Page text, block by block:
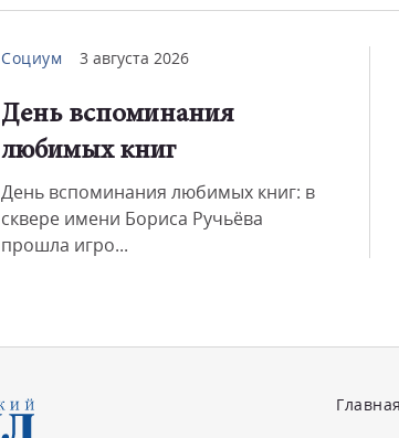
Социум 3 августа 2026
День вспоминания
любимых книг
День вспоминания любимых книг: в
сквере имени Бориса Ручьёва
прошла игро...
Главная